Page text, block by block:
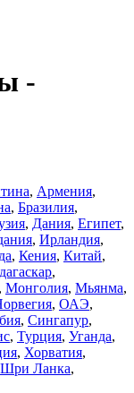
-
, Армения,
, Бразилия,
, Дания, Египет,
, Ирландия,
, Кения, Китай,
,
, Монголия, Мьянма,
, ОАЭ,
, Сингапур,
, Турция, Уганда,
, Хорватия,
Шри Ланка,